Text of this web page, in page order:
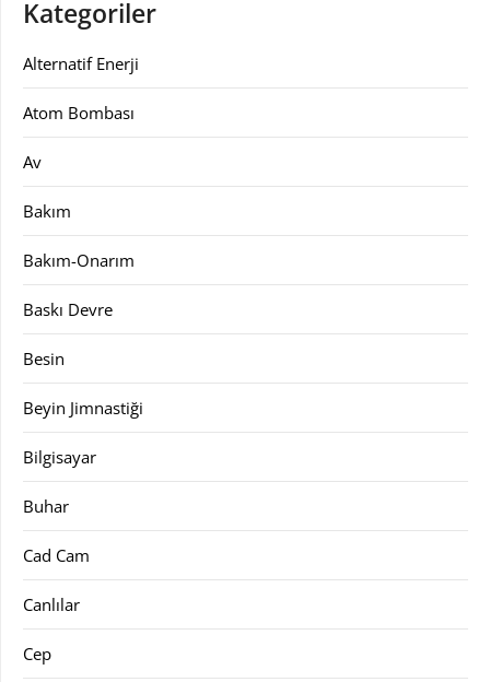
Kategoriler
Alternatif Enerji
Atom Bombası
Av
Bakım
Bakım-Onarım
Baskı Devre
Besin
Beyin Jimnastiği
Bilgisayar
Buhar
Cad Cam
Canlılar
Cep